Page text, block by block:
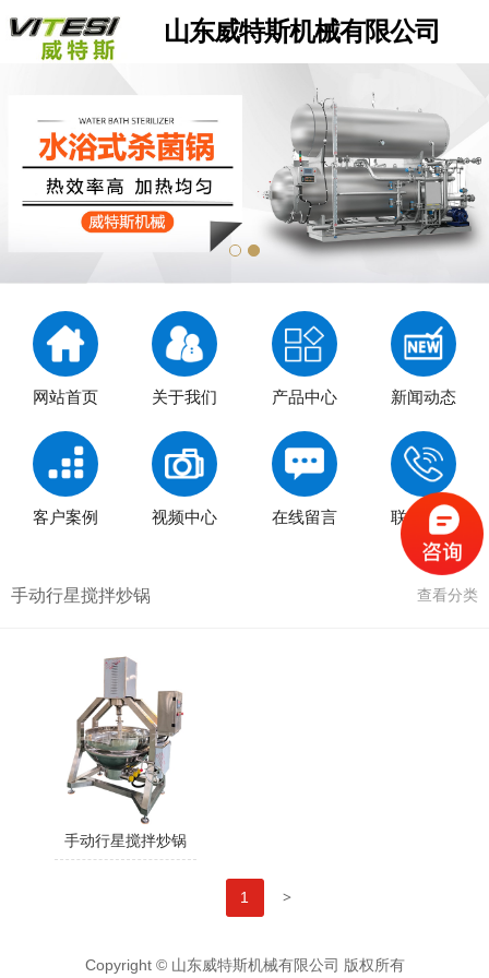
山东威特斯机械有限公司
网站首页 关于我们 产品中心 新闻动态
客户案例 视频中心 在线留言 联系我们
手动行星搅拌炒锅 查看分类
手动行星搅拌炒锅
1 >
Copyright © 山东威特斯机械有限公司 版权所有